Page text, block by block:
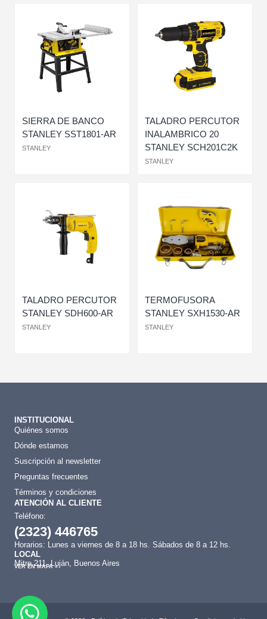
SIERRA DE BANCO
STANLEY SST1801-AR
STANLEY
TALADRO PERCUTOR
INALAMBRICO 20
STANLEY SCH201C2K
STANLEY
TALADRO PERCUTOR
STANLEY SDH600-AR
STANLEY
TERMOFUSORA
STANLEY SXH1530-AR
STANLEY
INSTITUCIONAL
Quiénes somos
Dónde estamos
Suscripción al newsletter
Preguntas frecuentes
Términos y condiciones
ATENCIÓN AL CLIENTE
Teléfono:
(2323) 446765
Horarios: Lunes a viernes de 8 a 18 hs. Sábados de 8 a 12 hs.
LOCAL
Mitre 211, Luján, Buenos Aires
VER EN MAPA »